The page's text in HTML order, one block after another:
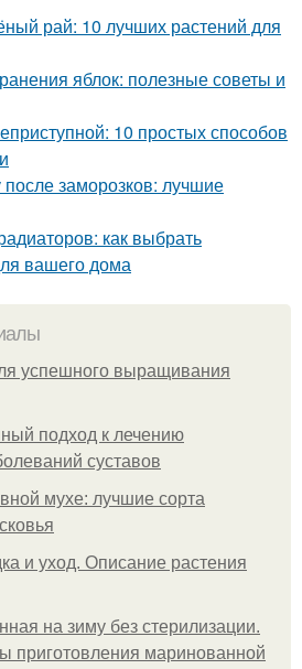
рай: 10 лучших растений для
яблок: полезные советы и
10 простых способов
после заморозков: лучшие
как выбрать
вашего дома
успешного выращивания
подход к лечению
суставов
мухе: лучшие сорта
и уход. Описание растения
на зиму без стерилизации.
приготовления маринованной